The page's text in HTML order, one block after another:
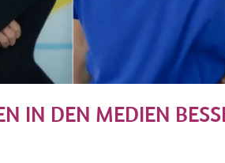
IN DEN MEDIEN